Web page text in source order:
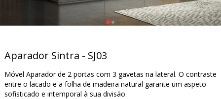
Aparador Sintra - SJ03
Móvel Aparador de 2 portas com 3 gavetas na lateral. O contraste
entre o lacado e a folha de madeira natural garante um aspeto
sofisticado e intemporal à sua divisão.